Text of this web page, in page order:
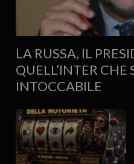
LA RUSSA, IL
QUELL’INTER CHE
INTOCCABILE